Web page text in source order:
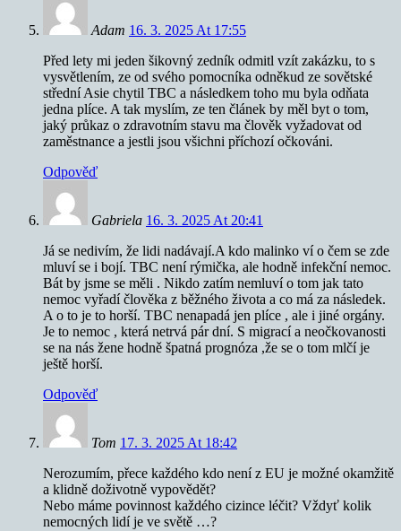
Adam 16. 3. 2025 At 17:55
Před lety mi jeden šikovný zedník odmitl vzít zakázku, to s
vysvětlením, ze od svého pomocníka odněkud ze sovětské
střední Asie chytil TBC a následkem toho mu byla odňata
jedna plíce. A tak myslím, ze ten článek by měl byt o tom,
jaký průkaz o zdravotním stavu ma člověk vyžadovat od
zaměstnance a jestli jsou všichni příchozí očkováni.
Odpověď
Gabriela 16. 3. 2025 At 20:41
Já se nedivím, že lidi nadávají.A kdo malinko ví o čem se zde
mluví se i bojí. TBC není rýmička, ale hodně infekční nemoc.
Bát by jsme se měli . Nikdo zatím nemluví o tom jak tato
nemoc vyřadí člověka z běžného života a co má za následek.
A o to je to horší. TBC nenapadá jen plíce , ale i jiné orgány.
Je to nemoc , která netrvá pár dní. S migrací a neočkovanosti
se na nás žene hodně špatná prognóza ,že se o tom mlčí je
ještě horší.
Odpověď
Tom 17. 3. 2025 At 18:42
Nerozumím, přece každého kdo není z EU je možné okamžitě
a klidně doživotně vypovědět?
Nebo máme povinnost každého cizince léčit? Vždyť kolik
nemocných lidí je ve světě …?